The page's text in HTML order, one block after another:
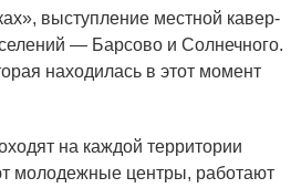
выступление местной кавер-
— Барсово и Солнечного.
находилась в этот момент
на каждой территории
молодежные центры, работают